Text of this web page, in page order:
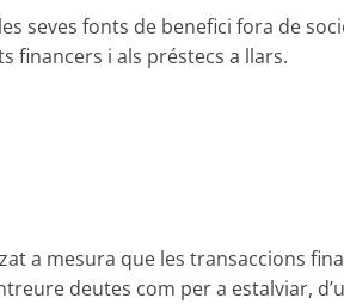
seves fonts de benefici fora de
financers i als préstecs a llars.
a mesura que les transaccions
deutes com per a estalviar,